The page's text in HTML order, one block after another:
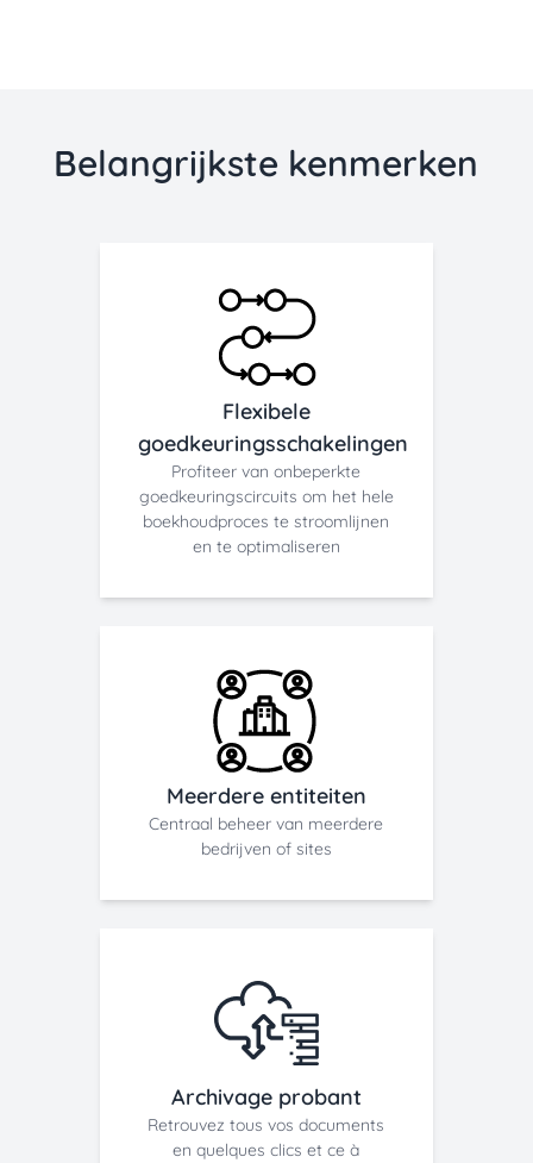
Belangrijkste kenmerken
Flexibele
goedkeuringsschakelingen
Profiteer van onbeperkte
goedkeuringscircuits om het hele
boekhoudproces te stroomlijnen
en te optimaliseren
Meerdere entiteiten
Centraal beheer van meerdere
bedrijven of sites
Archivage probant
Retrouvez tous vos documents
en quelques clics et ce à